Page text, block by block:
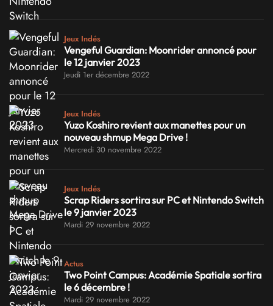
Jeux Indés
Vengeful Guardian: Moonrider annoncé pour
le 12 janvier 2023
Jeudi 1er décembre 2022
Jeux Indés
Yuzo Koshiro revient aux manettes pour un
nouveau shmup Mega Drive !
Mercredi 30 novembre 2022
Jeux Indés
Scrap Riders sortira sur PC et Nintendo Switch
le 9 janvier 2023
Mardi 29 novembre 2022
Actus
Two Point Campus: Académie Spatiale sortira
le 6 décembre !
Mardi 29 novembre 2022